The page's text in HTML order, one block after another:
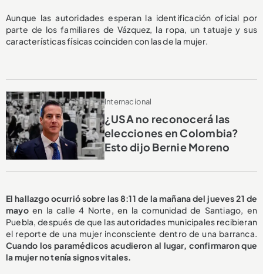
Aunque las autoridades esperan la identificación oficial por
parte de los familiares de Vázquez, la ropa, un tatuaje y sus
características físicas coinciden con las de la mujer.
Internacional
¿USA no reconocerá las
elecciones en Colombia?
Esto dijo Bernie Moreno
El hallazgo ocurrió sobre las 8:11 de la mañana del jueves 21 de
mayoen la calle 4 Norte, en la comunidad de Santiago, en
Puebla, después de que las autoridades municipales recibieran
el reporte de una mujer inconsciente dentro de una barranca.
Cuando los paramédicos acudieron al lugar, confirmaron que
la mujer no tenía signos vitales.